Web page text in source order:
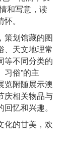
和写意，读
。
策划馆藏的图
、天文地理常
等不同分类的
习俗”的主
览附随展示澳
庆相关物品与
忆和兴趣。
化的甘美，欢